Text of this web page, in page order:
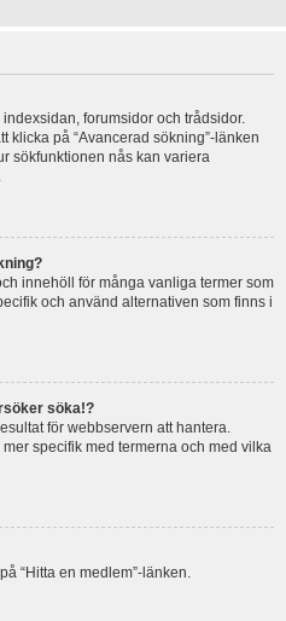
forumsidor och trådsidor.
klicka på “Avancerad sökning”-länken
sökfunktionen nås kan variera
innehöll för många vanliga termer som
och använd alternativen som finns i
söka!?
för webbservern att hantera.
specifik med termerna och med vilka
“Hitta en medlem”-länken.